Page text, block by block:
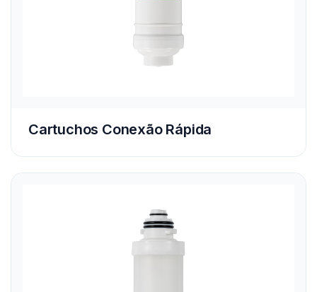
Cartuchos Conexão Rápida